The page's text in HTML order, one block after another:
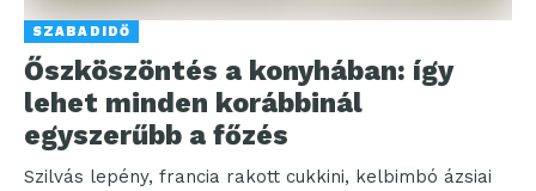
SZABADIDŐ
Őszköszöntés a konyhában: így
lehet minden korábbinál
egyszerűbb a főzés
Szilvás lepény, francia rakott cukkini, kelbimbó ázsiai